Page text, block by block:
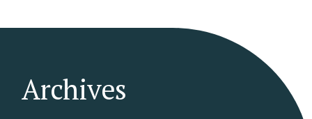
Archives